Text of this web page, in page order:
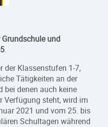
und
.
der Klassenstufen 1-7,
Tätigkeiten an der
bei denen auch keine
Verfügung steht, wird im
2021 und vom 25. bis
Schultagen während